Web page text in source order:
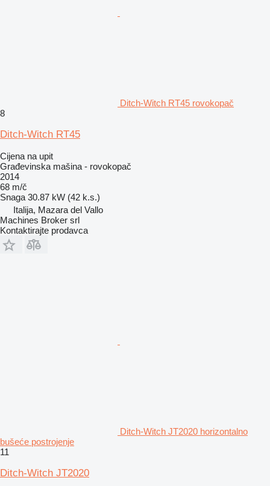
Ditch-Witch RT45 rovokopač
8
Ditch-Witch RT45
Cijena na upit
Građevinska mašina - rovokopač
2014
68 m/č
Snaga 30.87 kW (42 k.s.)
Italija, Mazara del Vallo
Machines Broker srl
Kontaktirajte prodavca
Ditch-Witch JT2020 horizontalno
bušeće postrojenje
11
Ditch-Witch JT2020